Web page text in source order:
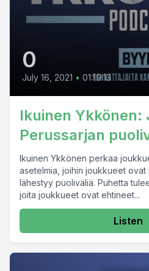
0
July 16, 2021 • 01:19:13
Ikuinen Ykkönen:
Perussarjan
Ikuinen Ykkönen perkaa
asetelmia, joihin joukkueet
lähestyy puoliväliä. Puhetta
joita joukkueet ovat ehtineet...
Listen